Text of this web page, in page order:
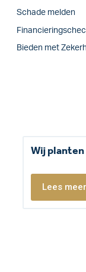
Schade melden
Bieden met
Wij planten
Lees meer